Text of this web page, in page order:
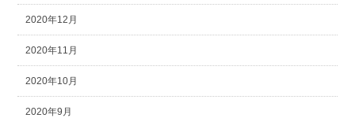
2020年12月
2020年11月
2020年10月
2020年9月